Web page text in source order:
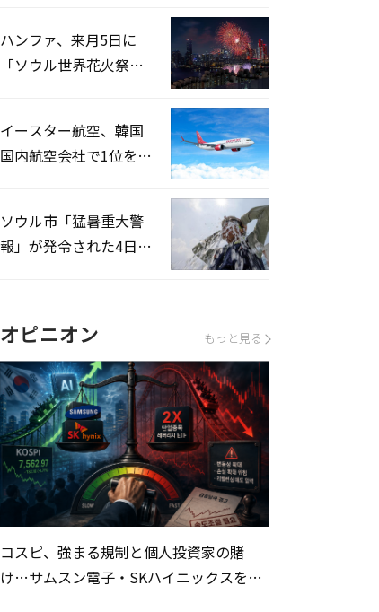
ハンファ、来月5日に
「ソウル世界花火祭り
イースター航空、韓国
国内航空会社で1位を記
ソウル市「猛暑重大警
報」が発令された4日、
オピニオン もっと見る
コスピ、強まる規制と個人投資家の賭
け…サムスン電子・SKハイニックスを巡